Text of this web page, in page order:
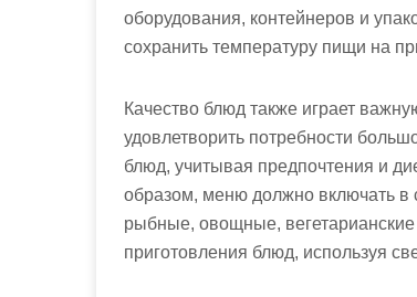
оборудования, контейнеров и
сохранить температуру пищи на
Качество блюд также играет
удовлетворить потребности
блюд, учитывая предпочтения и
образом, меню должно включать в
рыбные, овощные, вегетарианские
приготовления блюд, используя